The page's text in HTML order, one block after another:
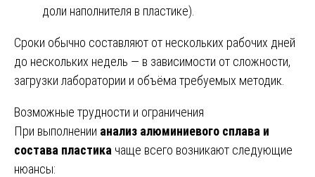
доли наполнителя в пластике).
Сроки обычно составляют от нескольких рабочих дней
до нескольких недель — в зависимости от сложности,
загрузки лаборатории и объёма требуемых методик.
Возможные трудности и ограничения
При выполнении анализ алюминиевого сплава и
состава пластика чаще всего возникают следующие
нюансы: